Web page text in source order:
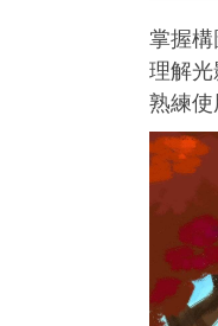
掌握構
理解光
熟練使